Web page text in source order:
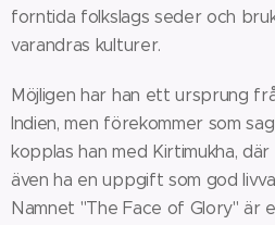
forntida folkslags seder och
varandras kulturer.
Möjligen har han ett ursprung
Indien, men förekommer som
kopplas han med Kirtimukha,
även ha en uppgift som god
Namnet "The Face of Glory" är